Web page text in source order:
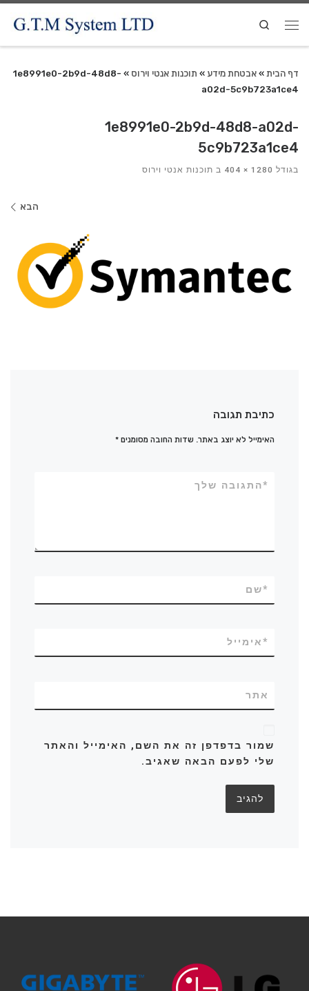
Search
דף הבית »אבטחת מידע » תוכנות אנטי וירוס »
1e8991e0-2b9d-48d8-
a02d-5c9b723a1ce4
1e8991e0-2b9d-48d8-a02d-
5c9b723a1ce4
בגודל ב תוכנות אנטי וירוס
הבא
כתיבת תגובה
האימייל לא יוצג באתר. שדות החובה מסומנים*
התגובה שלך*
שם*
אימייל*
אתר
שמור בדפדפן זה את השם, האימייל והאתר
שלי לפעם הבאה שאגיב.